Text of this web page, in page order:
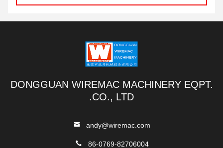
DONGGUAN WIREMAC MACHINERY EQPT.
CO., LTD.
andy@wiremac.com
86-0769-82706004